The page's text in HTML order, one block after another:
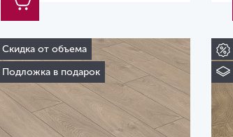
Скидка от объема
Подложка в подарок